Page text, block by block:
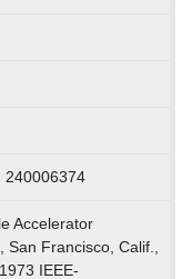
240006374
Accelerator
San Francisco, Calif.,
IEEE-